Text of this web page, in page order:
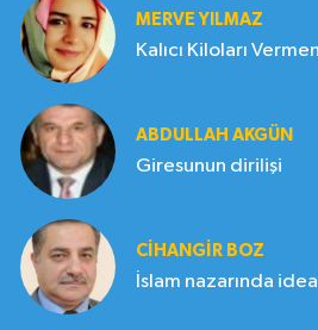
MERVE YILMAZ
Kalıcı Kiloları
ABDULLAH AKGÜN
Giresunun dirilişi
CIHANGIR BOZ
İslam nazarında